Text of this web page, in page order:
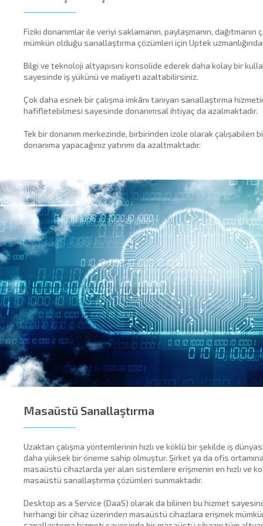
panel
panel
panel
panel
panel
panel
panel
panel
Panel
Panel
oku
Panel
Panel
Oku
Fiziki donanımlar ile veriyi saklamanın, paylaşmanın,
mümkün olduğu sanallaştırma çözümleri için Uptek
Bilgi ve teknoloji altyapısını konsolide ederek daha kolay bir
sayesinde iş yükünü ve maliyeti azaltabilirsiniz.
Çok daha esnek bir çalışma imkânı tanıyan sanallaştırma
hafifletebilmesi sayesinde donanımsal ihtiyaç da azalmaktadır.
Tek bir donanım merkezinde, birbirinden izole olarak çalışabilen
donanıma yapacağınız yatırımı da azaltmaktadır.
Masaüstü Sanallaştırma
Uzaktan çalışma yöntemlerinin hızlı ve köklü bir şekilde iş
daha yüksek bir öneme sahip olmuştur. Şirket ya da ofis
masaüstü cihazlarda yer alan sistemlere erişmenin en hızlı ve
masaüstü sanallaştırma çözümleri sunmaktadır.
Desktop as a Service (DaaS) olarak da bilinen bu hizmet
herhangi bir cihaz üzerinden masaüstü cihazlara erişmek